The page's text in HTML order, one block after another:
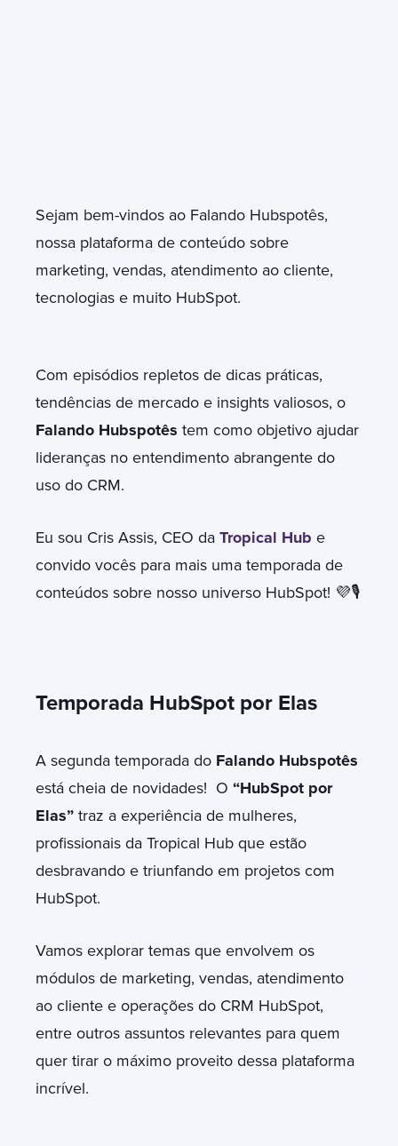
Sejam bem-vindos ao Falando Hubspotês,
nossa plataforma de conteúdo sobre
marketing, vendas, atendimento ao cliente,
tecnologias e muito HubSpot.
Com episódios repletos de dicas práticas,
tendências de mercado e insights valiosos, o
Falando Hubspotês tem como objetivo ajudar
lideranças no entendimento abrangente do
uso do CRM.
Eu sou Cris Assis, CEO da Tropical Hub e
convido vocês para mais uma temporada de
conteúdos sobre nosso universo HubSpot! 💜🎙
Temporada HubSpot por Elas
A segunda temporada do Falando Hubspotês
está cheia de novidades! O “HubSpot por
Elas” traz a experiência de mulheres,
profissionais da Tropical Hub que estão
desbravando e triunfando em projetos com
HubSpot.
Vamos explorar temas que envolvem os
módulos de marketing, vendas, atendimento
ao cliente e operações do CRM HubSpot,
entre outros assuntos relevantes para quem
quer tirar o máximo proveito dessa plataforma
incrível.